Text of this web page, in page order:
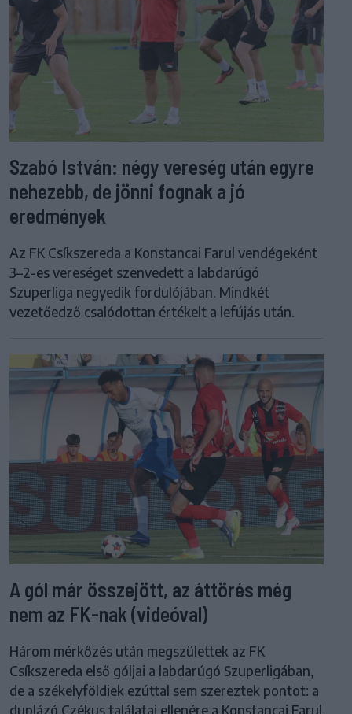
Szabó István: négy vereség után egyre
nehezebb, de jönni fognak a jó
eredmények
Az FK Csíkszereda a Konstancai Farul vendégeként
3–2-es vereséget szenvedett a labdarúgó
Szuperliga negyedik fordulójában. Mindkét
vezetőedző csalódottan értékelt a lefújás után.
A gól már összejött, az áttörés még
nem az FK-nak (videóval)
Három mérkőzés után megszülettek az FK
Csíkszereda első góljai a labdarúgó Szuperligában,
de a székelyföldiek ezúttal sem szereztek pontot: a
duplázó Czékus találatai ellenére a Konstancai Farul